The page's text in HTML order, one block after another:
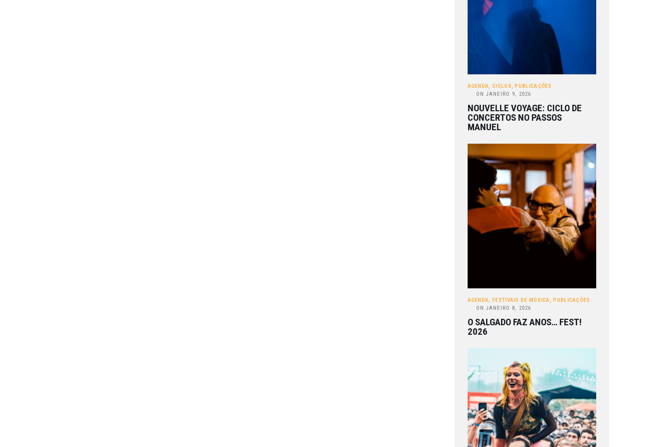
AGENDA, CICLOS, PUBLICAÇÕES
ON JANEIRO 9, 2026
NOUVELLE VOYAGE: CICLO DE
CONCERTOS NO PASSOS
MANUEL
AGENDA, FESTIVAIS DE MÚSICA, PUBLICAÇÕES
ON JANEIRO 8, 2026
O SALGADO FAZ ANOS… FEST!
2026